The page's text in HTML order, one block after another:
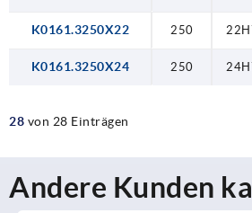
K0161.3250X22 250
K0161.3250X24 250
28 von 28 Einträgen
Andere Kunden